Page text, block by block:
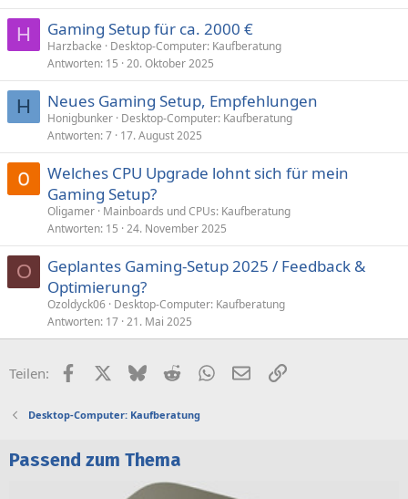
H Gaming Setup für ca. 2000 €
Harzbacke
Desktop-Computer: Kaufberatung
Antworten 15 20. Oktober 2025
H Neues Gaming Setup, Empfehlungen
Honigbunker Desktop-Computer: Kaufberatung
Antworten 7 17. August 2025
Welches CPU Upgrade lohnt sich für mein
Gaming Setup?
Oligamer Mainboards und CPUs: Kaufberatung
Antworten 15 24. November 2025
O
Geplantes Gaming-Setup 2025 / Feedback &
Optimierung?
Ozoldyck06 Desktop-Computer: Kaufberatung
Antworten 17 21. Mai 2025
Teilen: FacebookX (Twitter)
BlueskyRedditWhatsApp
E-MailLink
Desktop-Computer: Kaufberatung
Passend zum Thema